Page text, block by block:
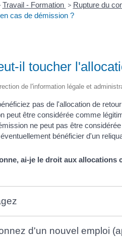
Travail - Formation > Rupture du
cas de démission ?
il toucher
de l'information légale et
pas de l'allocation de
peut être considérée comme
ne peut pas être
bénéficier d'un
ai-je le droit aux allocations
d'un nouvel emploi